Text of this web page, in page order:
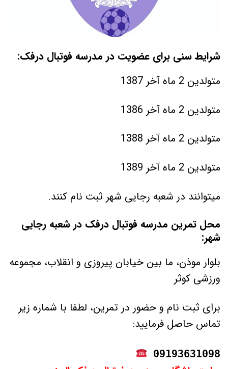
شرایط سنی برای عضویت در مدرسه فوتبال درفک:
متولدین 2 ماه آخر 1387
متولدین 2 ماه آخر 1386
متولدین 2 ماه آخر 1388
متولدین 2 ماه آخر 1389
میتوانند در شعبه رجایی شهر ثبت نام کنند.
محل تمرین مدرسه فوتبال درفک در شعبه رجایی
شهر:
بلوار موذن، ما بین خیابان پیروزی و انقلاب، مجموعه
ورزشی کوثر
برای ثبت نام و حضور در تمرین، لطفا با شماره زیر
تماس حاصل فرمایید:
09193631098